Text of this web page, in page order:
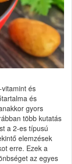
és
és
gyors
több kutatás
a 2-es típusú
elemzések
erre. Ezek a
az egyes